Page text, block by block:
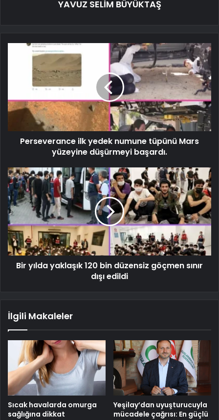
YAVUZ SELİM BÜYÜKTAŞ
Perseverance ilk yedek numune tüpünü Mars
yüzeyine düşürmeyi başardı.
Bir yılda yaklaşık 120 bin düzensiz göçmen sınır
dışı edildi
İlgili Makaleler
Sıcak havalarda omurga
sağlığına dikkat
Yeşilay’dan uyuşturucuyla
mücadele çağrısı: En güçlü